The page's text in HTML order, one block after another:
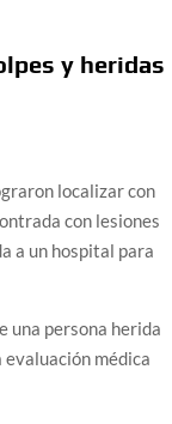
y heridas
localizar con
con lesiones
a un hospital para
una persona herida
médica